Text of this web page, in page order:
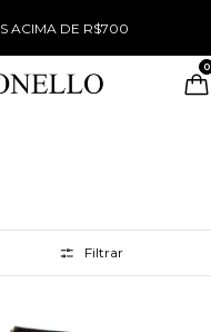
50% OFF
0
Filtrar